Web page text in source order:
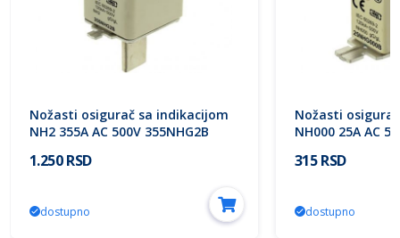
Nožasti osigurač sa indikacijom
NH2 355A AC 500V 355NHG2B
1.250 RSD
dostupno
Nožasti
NH000 25A AC
315 RSD
dostupno